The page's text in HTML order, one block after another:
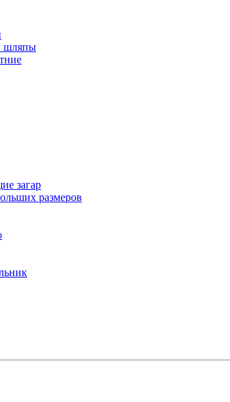
шляпы
загар
размеров